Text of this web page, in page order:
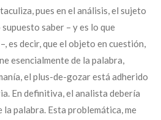
pues en el análisis, el sujeto
saber – y es lo que
es decir, que el objeto en cuestión,
esencialmente de la palabra,
el plus-de-gozar está adherido
En definitiva, el analista debería
la palabra. Esta problemática, me